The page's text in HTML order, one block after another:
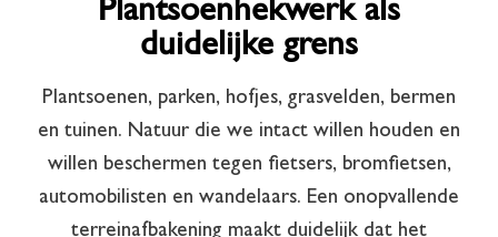
Plantsoenhekwerk als
duidelijke grens
Plantsoenen, parken, hofjes, grasvelden, bermen
en tuinen. Natuur die we intact willen houden en
willen beschermen tegen fietsers, bromfietsen,
automobilisten en wandelaars. Een onopvallende
terreinafbakening maakt duidelijk dat het